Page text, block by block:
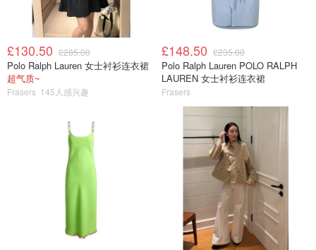
£130.50 £285.00
Polo Ralph Lauren 女士衬衫连衣裙
超气质~
Frasers 145人感兴趣
£148.50 £235.00
Polo Ralph Lauren POLO RALPH
LAUREN 女士衬衫连衣裙
Frasers